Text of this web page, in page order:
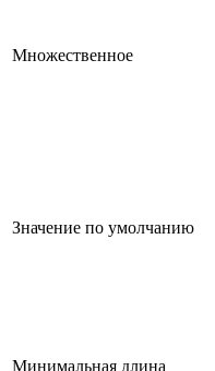
Множественное
Значение по умолчанию
Минимальная длина